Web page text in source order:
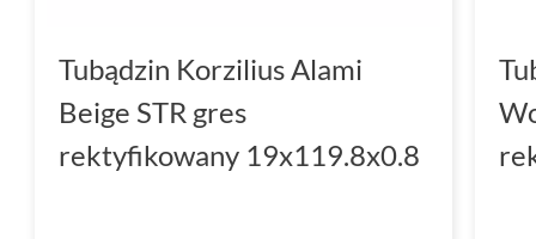
Tubądzin Korzilius Alami
Beige STR gres
rektyfikowany 19x119.8x0.8